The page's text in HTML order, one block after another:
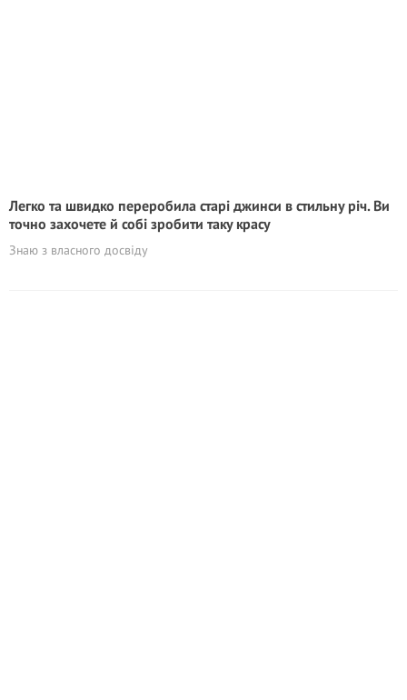
Легко та швидко переробила старі джинси в стильну річ. Ви
точно захочете й собі зробити таку красу
Знаю з власного досвіду